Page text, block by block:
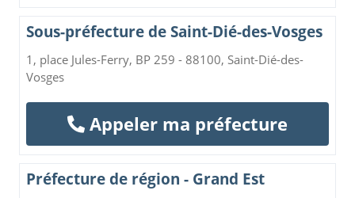
Sous-préfecture de Saint-Dié-des-Vosges
1, place Jules-Ferry, BP 259 - 88100, Saint-Dié-des-
Vosges
Appeler ma préfecture
Préfecture de région - Grand Est